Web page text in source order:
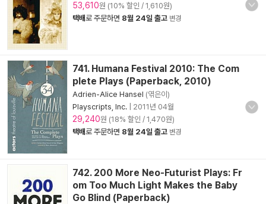
53,610원 (10% 할인 / 1,610원)
택배로 주문하면 8월 24일 출고 변경
741. Humana Festival 2010: The Com
plete Plays (Paperback, 2010)
Adrien-Alice Hansel (엮은이)
Playscripts, Inc.
2011년 04월
29,240원 (18% 할인 / 1,470원)
택배로 주문하면 8월 24일 출고 변경
742. 200 More Neo-Futurist Plays: Fr
om Too Much Light Makes the Baby
Go Blind (Paperback)